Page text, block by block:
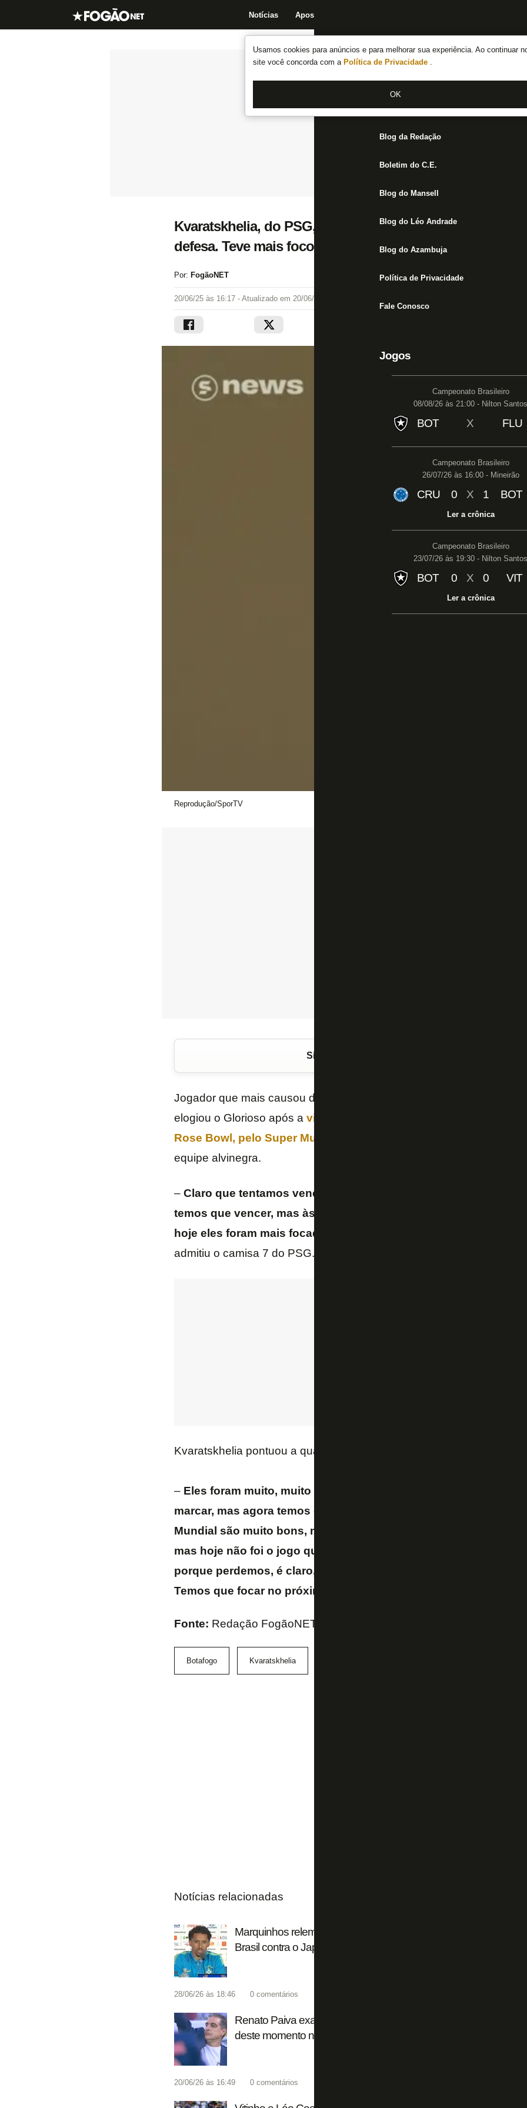
Usamos cookies para anúncios e para melhorar sua experiência. Ao continuar
site você concorda com a Política de Privacidade .
OK
Notícias Apostas
Notícias do Botafogo
Fórum
Jogos
Blog da Redação
Boletim do C.E.
Blog do Mansell
Blog do Léo Andrade
Blog do Azambuja
Política de Privacidade
Fale Conosco
Jogos
Campeonato Brasileiro
08/08/26 às 21:00 - Nilton Santos
BOT X FLU
Campeonato Brasileiro
26/07/26 às 16:00 - Mineirão
CRU 0 X 1 BOT
Ler a crônica
Campeonato Brasileiro
23/07/26 às 19:30 - Nilton Santos
BOT 0 X 0 VIT
Ler a crônica
Kvaratskhelia, do PSG, dá méritos ao Botafogo: ‘Muito,
defesa. Teve mais foco e energia, mereceu vencer’
Por: FogãoNET
20/06/25 às 16:17 - Atualizado em 20/06/25 às 17:53
Reprodução/SporTV
Siga o FogãoNET
Jogador que mais causou dificuldades ao
elogiou o Glorioso após a vitória sobre o
Rose Bowl, pelo Super Mundial de Clubes
equipe alvinegra.
– Claro que tentamos vencer todos os jogos que disputamos.
temos que vencer, mas às vezes futebol não te dá tudo que
hoje eles foram mais focados e tiveram mais energia, então
admitiu o camisa 7 do PSG.
Kvaratskhelia pontuou a qualidade defensiva do Botafogo.
– Eles foram muito, muito bons na defesa. Nós tivemos muitas
marcar, mas agora temos que pensar no próximo jogo. Todos os
Mundial são muito bons, nós respeitamos todos. Tentamos
mas hoje não foi o jogo que estamos acostumados a fazer. Não
porque perdemos, é claro, mas isso é futebol. Você pode ganhar
Temos que focar no próximo jogo, no que precisamos fazer
Fonte: Redação FogãoNET
Botafogo Kvaratskhelia
Notícias relacionadas
Marquinhos relembra vitória do Botafogo sobre o PSG ao falar
Brasil contra o Japão: 'Temos que mostrar dentro de campo'
28/06/26 às 18:46 0 comentários
Renato Paiva exalta um ano de vitória do Botafogo sobre o
deste momento na linda história de um clube marcante'
20/06/26 às 16:49 0 comentários